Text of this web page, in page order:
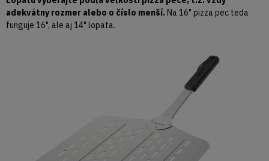
adekvátny rozmer alebo o číslo menší. Na 16" pizza pec teda
funguje 16", ale aj 14" lopata.